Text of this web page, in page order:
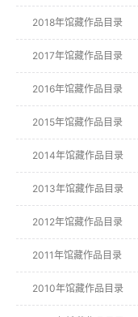
2018年馆藏作品目录
2017年馆藏作品目录
2016年馆藏作品目录
2015年馆藏作品目录
2014年馆藏作品目录
2013年馆藏作品目录
2012年馆藏作品目录
2011年馆藏作品目录
2010年馆藏作品目录